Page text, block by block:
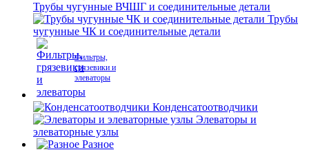
Трубы чугунные ВЧШГ и соединительные детали
Трубы
чугунные ЧК и соединительные детали
Фильтры,
грязевики и
элеваторы
Конденсатоотводчики
Элеваторы и
элеваторные узлы
Разное